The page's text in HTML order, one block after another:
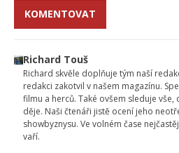
KOMENTOVAT
Richard Touš
Richard skvěle doplňuje tým naší
redakci zakotvil v našem magazínu.
filmu a herců. Také ovšem sleduje vše,
děje. Naši čtenáři jistě ocení jeho
showbyznysu. Ve volném čase
vaří.